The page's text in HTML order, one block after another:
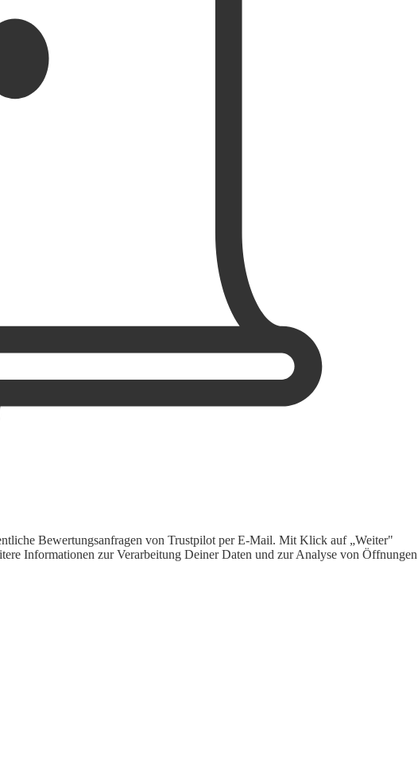
Bewertungsanfragen von Trustpilot per E-Mail. Mit Klick auf „Weiter"
Informationen zur Verarbeitung Deiner Daten und zur Analyse von Öffnungen